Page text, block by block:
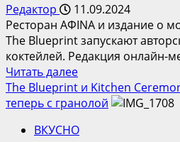
по
всей
России
Редактор
11.09.2024
Ресторан AФINA и издание о
The Blueprint запускают
коктейлей. Редакция онлайн-
Читать далееПрочитать
больше
о
AФINA
The Blueprint и Kitchen
теперь с гранолой
ВКУСНО